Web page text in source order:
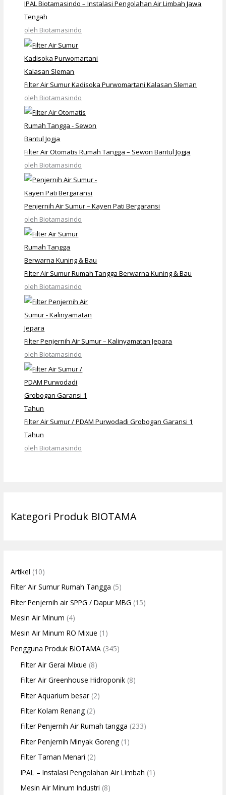
IPAL Biotamasindo – Instalasi Pengolahan Air Limbah Jawa
Tengah
oleh Biotamasindo
Filter Air Sumur Kadisoka Purwomartani Kalasan Sleman
oleh Biotamasindo
Filter Air Otomatis Rumah Tangga – Sewon Bantul Jogja
oleh Biotamasindo
Penjernih Air Sumur – Kayen Pati Bergaransi
oleh Biotamasindo
Filter Air Sumur Rumah Tangga Berwarna Kuning & Bau
oleh Biotamasindo
Filter Penjernih Air Sumur – Kalinyamatan Jepara
oleh Biotamasindo
Filter Air Sumur / PDAM Purwodadi Grobogan Garansi 1
Tahun
oleh Biotamasindo
Kategori Produk BIOTAMA
Artikel (10)
Filter Air Sumur Rumah Tangga (5)
Filter Penjernih air SPPG / Dapur MBG (15)
Mesin Air Minum (4)
Mesin Air Minum RO Mixue (1)
Pengguna Produk BIOTAMA (345)
Filter Air Gerai Mixue (8)
Filter Air Greenhouse Hidroponik (8)
Filter Aquarium besar (2)
Filter Kolam Renang (2)
Filter Penjernih Air Rumah tangga (233)
Filter Penjernih Minyak Goreng (1)
Filter Taman Menari (2)
IPAL – Instalasi Pengolahan Air Limbah (1)
Mesin Air Minum Industri (8)